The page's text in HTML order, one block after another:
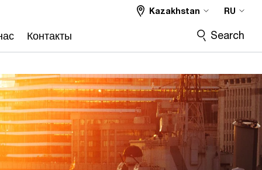
Контакты
Kazakhstan RU
Search